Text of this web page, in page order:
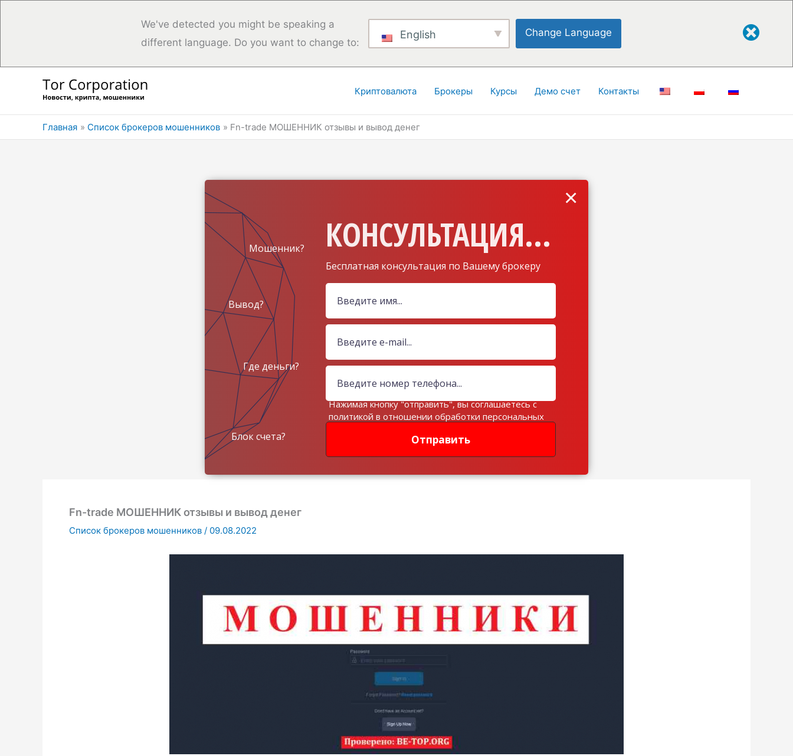
We've detected you might be speaking a
different language. Do you want to change to:
English Change Language
Криптовалюта Брокеры Курсы Демо счет Контакты
Главная Список брокеров мошенников Fn-trade МОШЕННИК отзывы и вывод денег
КОНСУЛЬТАЦИЯ...
Бесплатная консультация по Вашему брокеру
Мошенник?
Вывод?
Где деньги?
Блок счета? Отправить
×
Нажимая кнопку "отправить", вы соглашаетесь с
политикой в отношении обработки персональных
Fn-trade МОШЕННИК отзывы и вывод денег
Список брокеров мошенников / 09.08.2022